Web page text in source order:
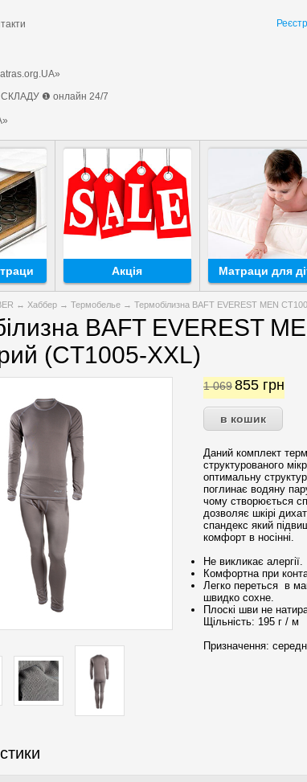
СКЛАДУ ❶ онлайн 24/7
Акція Матраци для
↔ Хаббер → Термобелье → Термобілизна BAFT EVEREST MEN
BAFT EVEREST
(CT1005-XXL)
1 069855 грн
Даний комплект
структурованого
оптимальну
поглинає водяну
чому створюється
дозволяє шкірі
спандекс який
комфорт в носінні.
Не викликає алергії.
Комфортна при
Легко переться в
швидко сохне.
Плоскі шви не
Щільність: 195 г / м
Призначення: